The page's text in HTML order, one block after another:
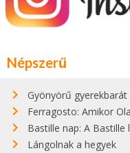
Népszerű
Gyönyörű gyerekbarát
Ferragosto: Amikor
Bastille nap: A Bastille
Lángolnak a hegyek